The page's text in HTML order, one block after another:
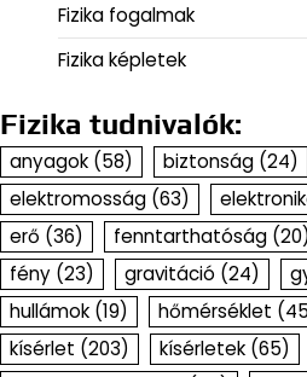
Fizika fogalmak
Fizika képletek
Fizika tudnivalók:
anyagok (58) biztonság (24)
elektromosság (63)
erő (36) fenntarthatóság (20)
fény (23) gravitáció (24)
hullámok (19) hőmérséklet
kísérlet (203) kísérletek (65)